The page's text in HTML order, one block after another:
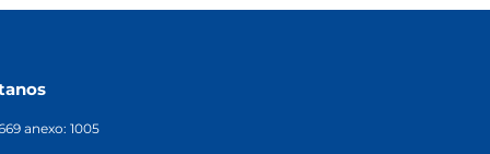
anexo: 1005